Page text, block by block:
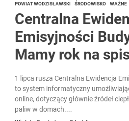
POWIAT WODZISŁAWSKI ŚRODOWISKO WAŻNE
Centralna
Emisyjności
Mamy rok na
1 lipca rusza Centralna Ewidencja
to system informatyczny
online, dotyczący głównie źródeł
paliw w domach....